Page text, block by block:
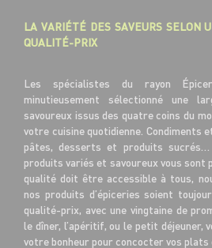
LA VARIÉTÉ DES SAVEURS SELON
QUALITÉ-PRIX
Les spécialistes du rayon
minutieusement sélectionné une
savoureux issus des quatre coins du
votre cuisine quotidienne. Condiments
pâtes, desserts et produits
produits variés et savoureux vous sont
qualité doit être accessible à tous,
nos produits d’épiceries soient
qualité-prix, avec une vingtaine de
le dîner, l’apéritif, ou le petit déjeuner,
votre bonheur pour concocter vos plats